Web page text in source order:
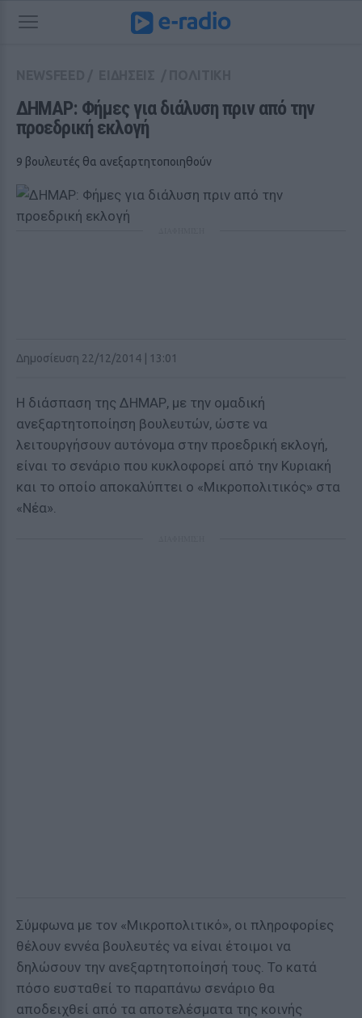
ΔΗΜΑΡ: Φήμες για διάλυση πριν από την
προεδρική εκλογή
9 βουλευτές θα ανεξαρτητοποιηθούν
Δημοσίευση 22/12/2014 | 13:01
Η διάσπαση της ΔΗΜΑΡ, με την ομαδική
ανεξαρτητοποίηση βουλευτών, ώστε να
λειτουργήσουν αυτόνομα στην προεδρική εκλογή,
είναι το σενάριο που κυκλοφορεί από την Κυριακή
και το οποίο αποκαλύπτει ο «Μικροπολιτικός» στα
«Νέα».
Σύμφωνα με τον «Μικροπολιτικό», οι πληροφορίες
θέλουν εννέα βουλευτές να είναι έτοιμοι να
δηλώσουν την ανεξαρτητοποίησή τους. Το κατά
πόσο ευσταθεί το παραπάνω σενάριο θα
αποδειχθεί από τα αποτελέσματα της κοινής